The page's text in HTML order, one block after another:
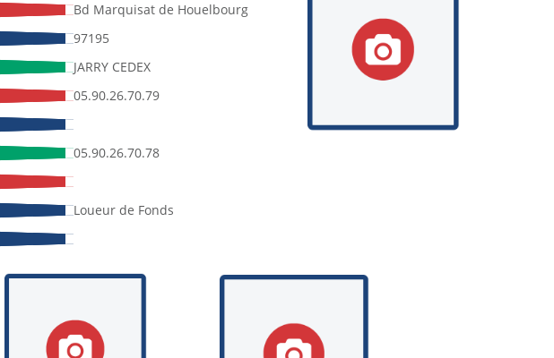
Bd Marquisat de Houelbourg
97195
JARRY CEDEX
05.90.26.70.79
05.90.26.70.78
Loueur de Fonds